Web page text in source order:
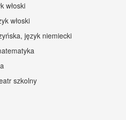
włoski
włoski
język niemiecki
szkolny